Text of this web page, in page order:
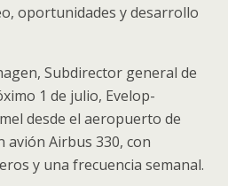
oportunidades y desarrollo
Subdirector general de
1 de julio, Evelop-
desde el aeropuerto de
avión Airbus 330, con
y una frecuencia semanal.